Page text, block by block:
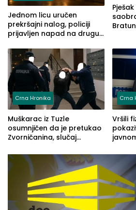
Jednom licu uručen
prekršajni nalog, policiji
prijavljen napad na drugu
Crna Hronika
Muškarac iz Tuzle
osumnjičen da je pretukao
Zvorničanina, slučaj
Crna
Vršili